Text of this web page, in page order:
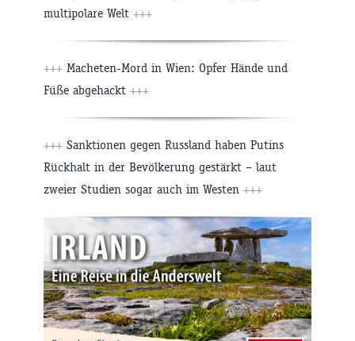
multipolare Welt +++
+++ Macheten-Mord in Wien: Opfer Hände und
Füße abgehackt +++
+++ Sanktionen gegen Russland haben Putins
Rückhalt in der Bevölkerung gestärkt – laut
zweier Studien sogar auch im Westen +++